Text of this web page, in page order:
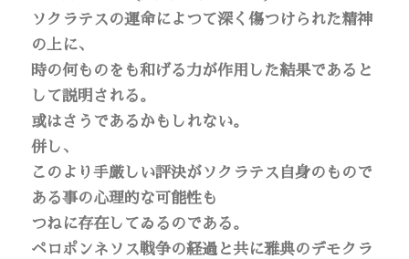
ソクラテスの運命によつて深く傷つけられた精神
の上に、
時の何ものをも和げる力が作用した結果であると
して説明される。
或はさうであるかもしれない。
併し、
このより手厳しい評決がソクラテス自身のもので
ある事の心理的な可能性も
つねに存在してゐるのである。
ペロポンネソス戦争の経過と共に雅典のデモクラ